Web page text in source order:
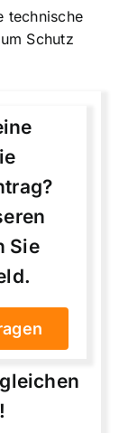
technische
Schutz
Sie